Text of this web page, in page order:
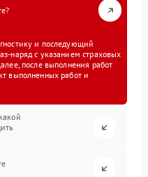
и последующий
наряд с указанием страховых
после выполнения работ
выполненных работ и